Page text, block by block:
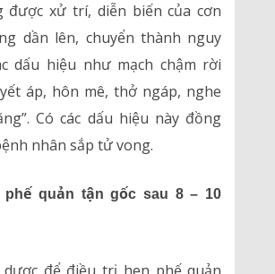
được xử trí, diễn biến của cơn
dần lên, chuyển thành nguy
dấu hiệu như mạch chậm rời
áp, hôn mê, thở ngáp, nghe
Có các dấu hiệu này đồng
nhân sắp tử vong.
phế quản tận gốc sau 8 – 10